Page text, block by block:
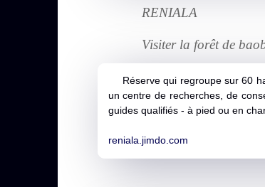
RENIALA
Visiter la forêt de
Réserve qui regroupe sur 60
un centre de recherches, de
guides qualifiés - à pied ou en
reniala.jimdo.com